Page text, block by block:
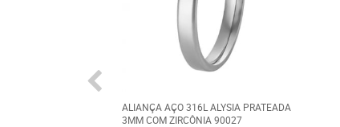
ALIANÇA AÇO 316L ALYSIA PRATEADA
3MM COM ZIRCÔNIA 90027